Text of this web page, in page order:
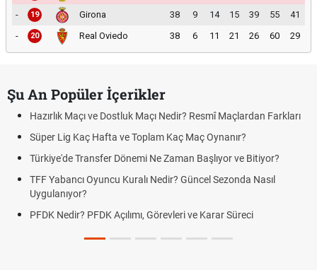
-
19 Girona 38 9 14 15 39 55
41
-
20 Real Oviedo 38 6 11 21 26 60 29
Şu An Popüler İçerikler
Hazırlık Maçı ve Dostluk Maçı Nedir? Resmî Maçlardan Farkları
Süper Lig Kaç Hafta ve Toplam Kaç Maç Oynanır?
Türkiye'de Transfer Dönemi Ne Zaman Başlıyor ve Bitiyor?
TFF Yabancı Oyuncu Kuralı Nedir? Güncel Sezonda Nasıl
Uygulanıyor?
PFDK Nedir? PFDK Açılımı, Görevleri ve Karar Süreci